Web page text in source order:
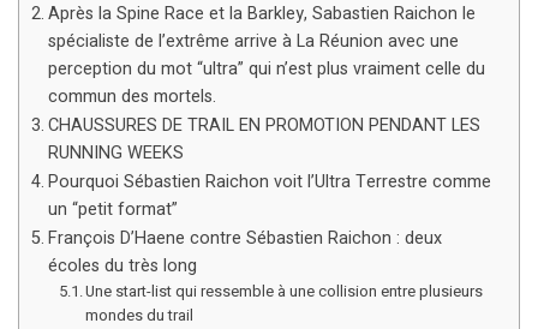
Après la Spine Race et la Barkley, Sabastien Raichon le
spécialiste de l’extrême arrive à La Réunion avec une
perception du mot “ultra” qui n’est plus vraiment celle du
commun des mortels.
CHAUSSURES DE TRAIL EN PROMOTION PENDANT LES
RUNNING WEEKS
Pourquoi Sébastien Raichon voit l’Ultra Terrestre comme
un “petit format”
François D’Haene contre Sébastien Raichon : deux
écoles du très long
Une start-list qui ressemble à une collision entre plusieurs
mondes du trail